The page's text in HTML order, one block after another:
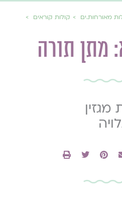
מאורחות.ים קולות קוראים
מתן תורה
מגזין